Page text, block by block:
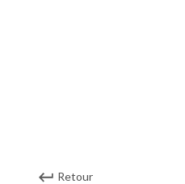
Retour